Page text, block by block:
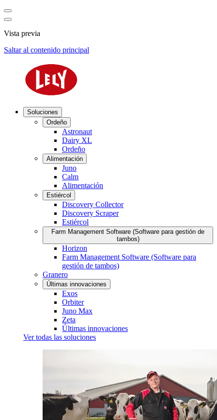
Vista previa
Saltar al contenido principal
Soluciones
Ordeño
Astronaut
Dairy XL
Ordeño
Alimentación
Juno
Calm
Alimentación
Estiércol
Discovery Collector
Discovery Scraper
Estiércol
Farm Management Software (Software para gestión de
tambos)
Horizon
Farm Management Software (Software para
gestión de tambos)
Granero
Últimas innovaciones
Exos
Orbiter
Juno Max
Zeta
Últimas innovaciones
Ver todas las soluciones